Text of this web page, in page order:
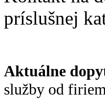
príslušnej
Aktuálne
služby od